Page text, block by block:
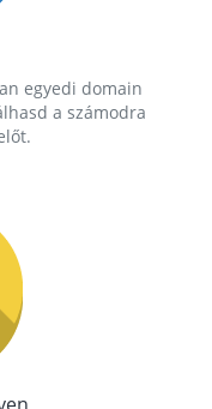
egyedi domain
a számodra